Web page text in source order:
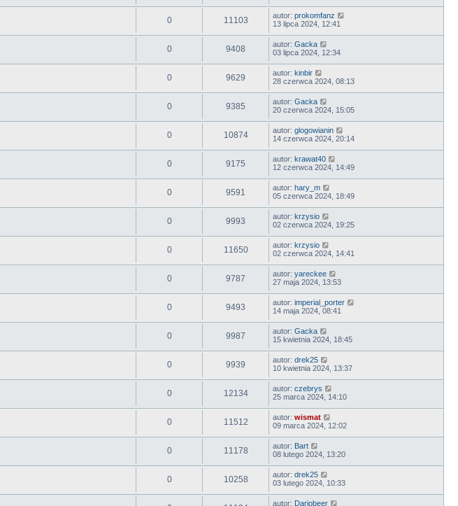
0 11103 autor: prokomfanz
13 lipca 2024, 12:41
0 9408 autor: Gacka
03 lipca 2024, 12:34
0 9629 autor: kinbir
28 czerwca 2024, 08:13
0 9385 autor: Gacka
20 czerwca 2024, 15:05
0 10874 autor: glogowianin
14 czerwca 2024, 20:14
0 9175 autor: krawat40
12 czerwca 2024, 14:49
0 9591 autor: hary_m
05 czerwca 2024, 18:49
0 9993 autor: krzysio
02 czerwca 2024, 19:25
0 11650 autor: krzysio
02 czerwca 2024, 14:41
0 9787 autor: yareckee
27 maja 2024, 13:53
0 9493 autor: imperial_porter
14 maja 2024, 08:41
0 9987 autor: Gacka
15 kwietnia 2024, 18:45
0 9939 autor: drek25
10 kwietnia 2024, 13:37
0 12134 autor: czebrys
25 marca 2024, 14:10
0 11512 autor: wismat
09 marca 2024, 12:02
0 11178 autor: Bart
08 lutego 2024, 13:20
0 10258 autor: drek25
03 lutego 2024, 10:33
autor: Dariobeer